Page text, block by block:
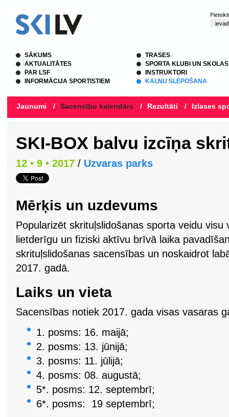
SĀKUMS
AKTUALITĀTES
PAR LSF
INFORMĀCIJA SPORTISTIEM
TRASES
SPORTA KLUBI UN SKOLAS
INSTRUKTORI
KALNU SLĒPOŠANA
Jaunumi / Sacensību kalendārs / Rezultāti / Izlases
SKI-BOX balvu izcīņa
12 • 9 • 2017 / Uzvaras parks
Mērķis un uzdevums
Popularizēt skrituļslidošanas sporta veidu visu
lietderīgu un fiziski aktīvu brīvā laika
skrituļslidošanas sacensības un noskaidrot
2017. gadā.
Laiks un vieta
Sacensības notiek 2017. gada visas vasaras
1. posms: 16. maijā;
2. posms: 13. jūnijā;
3. posms: 11. jūlijā;
4. posms: 08. augustā;
5*. posms: 12. septembrī;
6*. posms: 19 septembrī;